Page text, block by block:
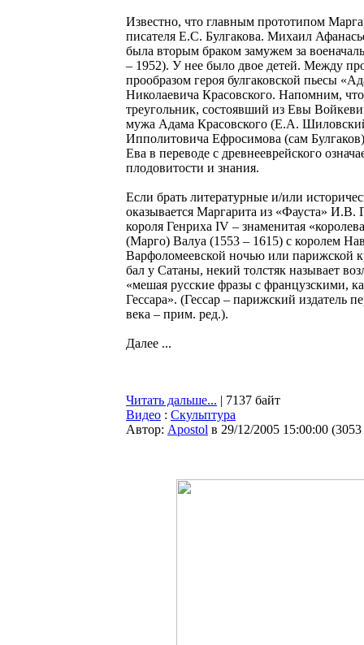
Известно, что главным прототипом
писателя Е.С. Булгакова. Михаил
была вторым браком замужем за
– 1952). У нее было двое детей. Между
прообразом героя булгаковской пьесы
Николаевича Красовского. Напомним,
треугольник, состоявший из Евы
мужа Адама Красовского (Е.А.
Ипполитовича Ефросимова (сам
Ева в переводе с древнееврейского
плодовитости и знания.
Если брать литературные и/или
оказывается Маргарита из «Фауста» И.В.
короля Генриха IV – знаменитая
(Марго) Валуа (1553 – 1615) с королем
Варфоломеевской ночью или парижской
бал у Сатаны, некий толстяк называет
«мешая русские фразы с французскими,
Гессара». (Гессар – парижский издатель
века – прим. ред.).
Далее ...
Читать дальше... | 7137 байт
Видео : Скульптура
Автор: Apostol в 29/12/2005 15:00:00 (